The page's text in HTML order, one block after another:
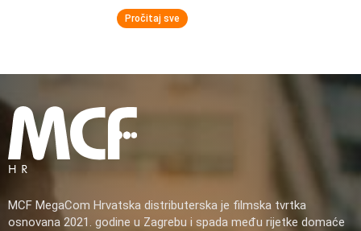
Pročitaj sve
MCF MegaCom Hrvatska distributerska je filmska tvrtka
osnovana 2021. godine u Zagrebu i spada među rijetke domaće